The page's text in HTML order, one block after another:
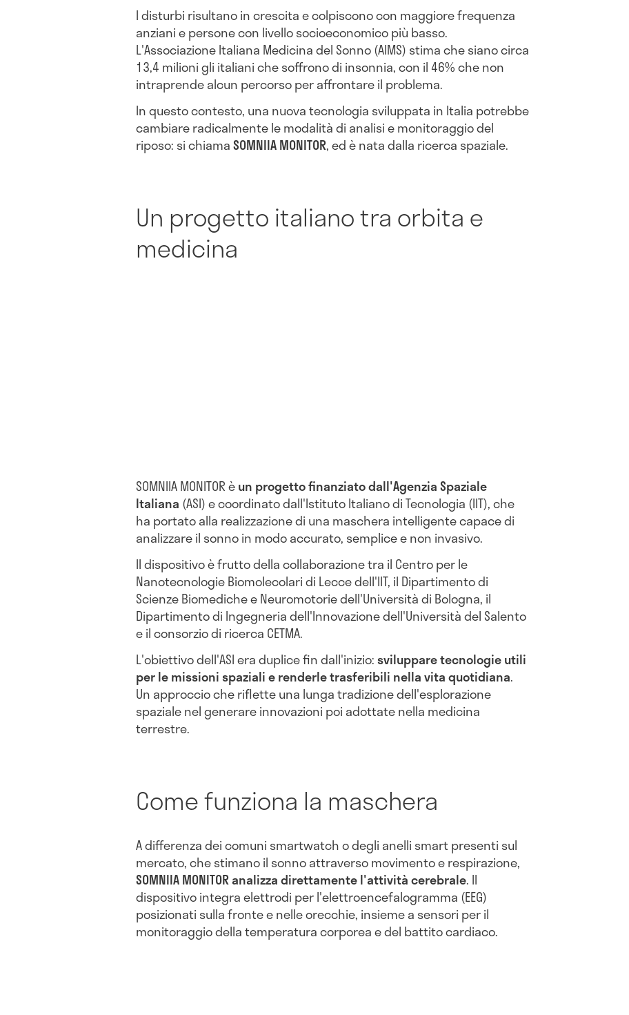
I disturbi risultano in crescita e colpiscono con maggiore frequenza
anziani e persone con livello socioeconomico più basso.
L'Associazione Italiana Medicina del Sonno (AIMS) stima che siano circa
13,4 milioni gli italiani che soffrono di insonnia, con il 46% che non
intraprende alcun percorso per affrontare il problema.
In questo contesto, una nuova tecnologia sviluppata in Italia potrebbe
cambiare radicalmente le modalità di analisi e monitoraggio del
riposo: si chiamaSOMNIIA MONITOR, ed è nata dalla ricerca spaziale.
Un progetto italiano tra orbita e
medicina
SOMNIIA MONITOR èun progetto finanziato dall'Agenzia Spaziale
Italiana (ASI) e coordinato dall'Istituto Italiano di Tecnologia (IIT), che
ha portato alla realizzazione di una maschera intelligente capace di
analizzare il sonno in modo accurato, semplice e non invasivo.
Il dispositivo è frutto della collaborazione tra il Centro per le
Nanotecnologie Biomolecolari di Lecce dell'IIT, il Dipartimento di
Scienze Biomediche e Neuromotorie dell'Università di Bologna, il
Dipartimento di Ingegneria dell'Innovazione dell'Università del Salento
e il consorzio di ricerca CETMA.
L'obiettivo dell'ASI era duplice fin dall'inizio:sviluppare tecnologie utili
per le missioni spaziali e renderle trasferibili nella vita quotidiana.
Un approccio che riflette una lunga tradizione dell'esplorazione
spaziale nel generare innovazioni poi adottate nella medicina
terrestre.
Come funziona la maschera
A differenza dei comuni smartwatch o degli anelli smart presenti sul
mercato, che stimano il sonno attraverso movimento e respirazione,
SOMNIIA MONITOR analizza direttamente l'attività cerebrale. Il
dispositivo integra elettrodi per l'elettroencefalogramma (EEG)
posizionati sulla fronte e nelle orecchie, insieme a sensori per il
monitoraggio della temperatura corporea e del battito cardiaco.